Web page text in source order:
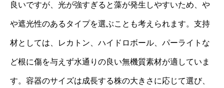
良いですが、光が強すぎると藻が発生しやすいため、や
や遮光性のあるタイプを選ぶことも考えられます。支持
材としては、レカトン、ハイドロボール、パーライトな
ど根に傷を与えず水通りの良い無機質素材が適していま
す。容器のサイズは成長する株の大きさに応じて選び、